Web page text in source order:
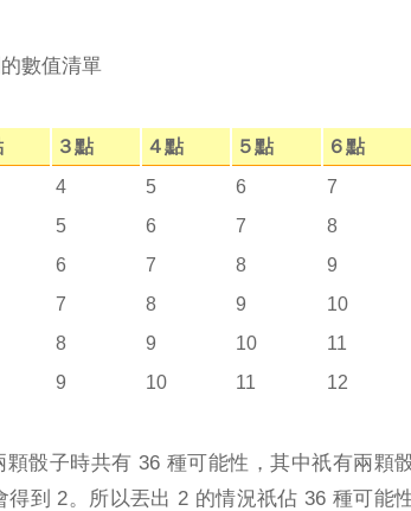
數值清單
３點 ４點 ５點
６點
4 5 6
7
5 6 7
8
6 7 8
9
7 8 9
10
8 9 10
11
9 10 11 12
骰子時共有 36 種可能性，其中祇有兩顆
到 2。所以丟出 2 的情況祇佔 36 種可能